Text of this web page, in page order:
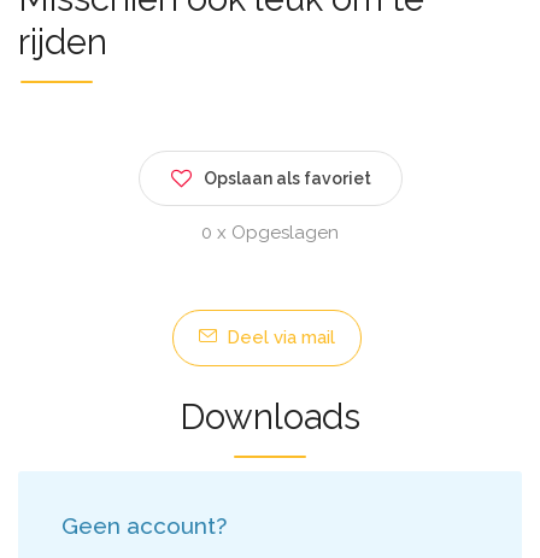
rijden
Opslaan als favoriet
0 x Opgeslagen
Deel via mail
Downloads
Geen account?